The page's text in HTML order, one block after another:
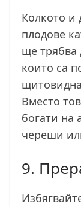
Колкото и
плодове
ще трябва
които са
Вместо
богати на
череши
9.